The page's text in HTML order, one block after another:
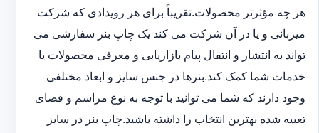
هر چه مؤثرتر محصولات.تقریباً برای هر رویدادی که شرکت
میزبانی و یا در آن شرکت می کند یک چاپ بنر سفارشی می
تواند به انتشار و انتقال پیام بازاریابی و معرفی محصولات یا
خدمات شما کمک کند.بنرها در جنس سایز و ابعاد مختلفی
وجود دارند که شما می توانید با توجه به نوع مراسم و فضای
تعبیه شده بهترین انتخاب را داشته باشید.چاپ بنر در سایز